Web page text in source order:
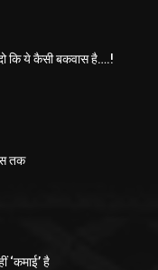
कि ये कैसी बकवास है….!
तक
‘कमाई’ है